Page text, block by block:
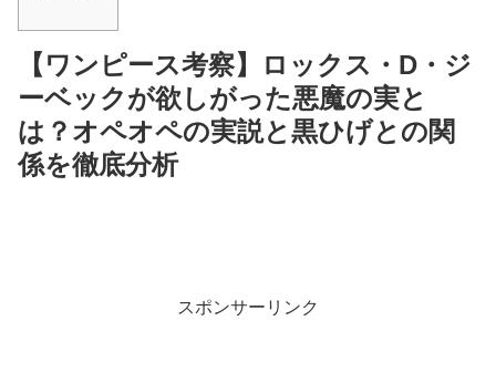
【ワンピース考察】ロックス・D・ジ
ーベックが欲しがった悪魔の実と
は？オペオペの実説と黒ひげとの関
係を徹底分析
スポンサーリンク